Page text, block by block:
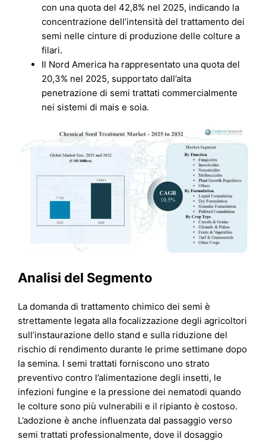
con una quota del 42,8% nel 2025, indicando la
concentrazione dell’intensità del trattamento dei
semi nelle cinture di produzione delle colture a
filari.
Il Nord America ha rappresentato una quota del
20,3% nel 2025, supportato dall’alta
penetrazione di semi trattati commercialmente
nei sistemi di mais e soia.
Analisi del Segmento
La domanda di trattamento chimico dei semi è
strettamente legata alla focalizzazione degli agricoltori
sull’instaurazione dello stand e sulla riduzione del
rischio di rendimento durante le prime settimane dopo
la semina. I semi trattati forniscono uno strato
preventivo contro l’alimentazione degli insetti, le
infezioni fungine e la pressione dei nematodi quando
le colture sono più vulnerabili e il ripianto è costoso.
L’adozione è anche influenzata dal passaggio verso
semi trattati professionalmente, dove il dosaggio